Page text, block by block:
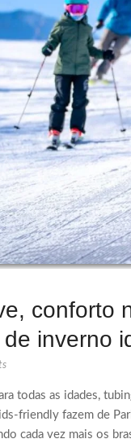
conforto
inverno
todas as idades,
friendly fazem de
cada vez mais os